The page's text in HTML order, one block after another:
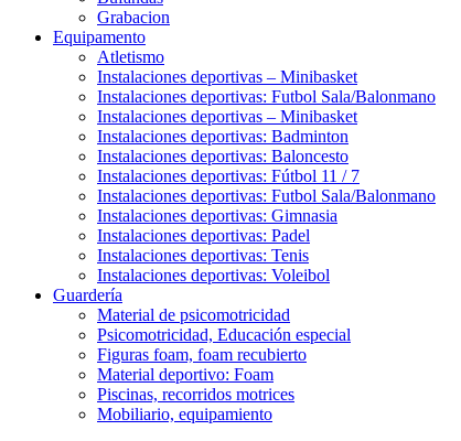
Grabacion
Equipamento
Atletismo
Instalaciones deportivas – Minibasket
Instalaciones deportivas: Futbol Sala/Balonmano
Instalaciones deportivas – Minibasket
Instalaciones deportivas: Badminton
Instalaciones deportivas: Baloncesto
Instalaciones deportivas: Fútbol 11 / 7
Instalaciones deportivas: Futbol Sala/Balonmano
Instalaciones deportivas: Gimnasia
Instalaciones deportivas: Padel
Instalaciones deportivas: Tenis
Instalaciones deportivas: Voleibol
Guardería
Material de psicomotricidad
Psicomotricidad, Educación especial
Figuras foam, foam recubierto
Material deportivo: Foam
Piscinas, recorridos motrices
Mobiliario, equipamiento